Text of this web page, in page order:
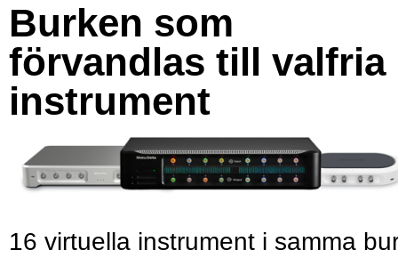
Burken som
förvandlas till valfria
instrument
16 virtuella instrument i samma